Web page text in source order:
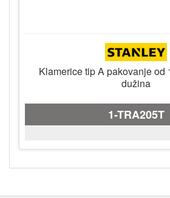
Klamerice tip A pakovanje od
dužina
1-TRA205T